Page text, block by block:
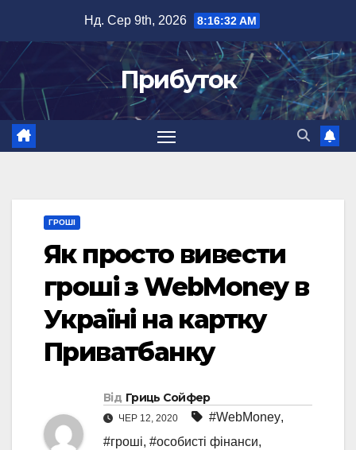
вмісту
Нд. Сер 9th, 2026 8:16:33 AM
Прибуток
ГРОШІ
Як просто вивести
гроші з WebMoney в
Україні на картку
Приватбанку
Від Гриць Сойфер
ЧЕР 12, 2020 #WebMoney,
#гроші, #особисті фінанси,